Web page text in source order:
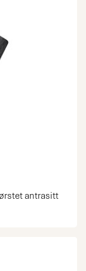
antrasitt